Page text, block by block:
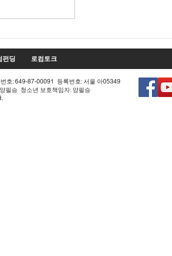
'제10차 헌법 개정'의 비참한
몰락.
펀딩 로컴토크
호: 649-87-00091 등록번호: 서울 아05349
필승 청소년 보호책임자: 양필승